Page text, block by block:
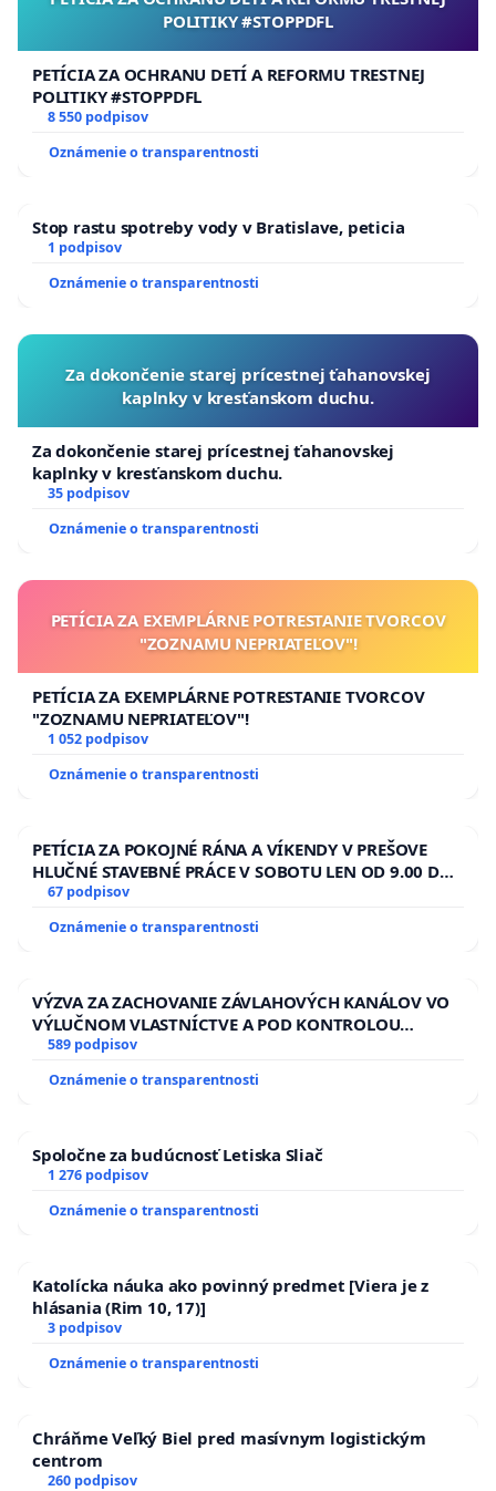
POLITIKY #STOPPDFL
PETÍCIA ZA OCHRANU DETÍ A REFORMU TRESTNEJ
POLITIKY #STOPPDFL
8 550 podpisov
Oznámenie o transparentnosti
Stop rastu spotreby vody v Bratislave, peticia
1 podpisov
Oznámenie o transparentnosti
Za dokončenie starej prícestnej ťahanovskej
kaplnky v kresťanskom duchu.
Za dokončenie starej prícestnej ťahanovskej
kaplnky v kresťanskom duchu.
35 podpisov
Oznámenie o transparentnosti
PETÍCIA ZA EXEMPLÁRNE POTRESTANIE TVORCOV
"ZOZNAMU NEPRIATEĽOV"!
PETÍCIA ZA EXEMPLÁRNE POTRESTANIE TVORCOV
"ZOZNAMU NEPRIATEĽOV"!
1 052 podpisov
Oznámenie o transparentnosti
PETÍCIA ZA POKOJNÉ RÁNA A VÍKENDY V PREŠOVE
HLUČNÉ STAVEBNÉ PRÁCE V SOBOTU LEN OD 9.00 DO
13.00 HOD., CEZ PRACOVNÝ TÝŽDEŇ CIEĽ 8.00 – 18.00
ĎUMBIERSKEJ/MAGU
67 podpisov
Oznámenie o transparentnosti
VÝZVA ZA ZACHOVANIE ZÁVLAHOVÝCH KANÁLOV VO
VÝLUČNOM VLASTNÍCTVE A POD KONTROLOU
SLOVENSKEJ REPUBLIKY & žiadosť na riešenie
kanálov na Slovensku
589 podpisov
Oznámenie o transparentnosti
Spoločne za budúcnosť Letiska Sliač
1 276 podpisov
Oznámenie o transparentnosti
Katolícka náuka ako povinný predmet [Viera je z
hlásania (Rim 10, 17)]
3 podpisov
Oznámenie o transparentnosti
Chráňme Veľký Biel pred masívnym logistickým
centrom
260 podpisov